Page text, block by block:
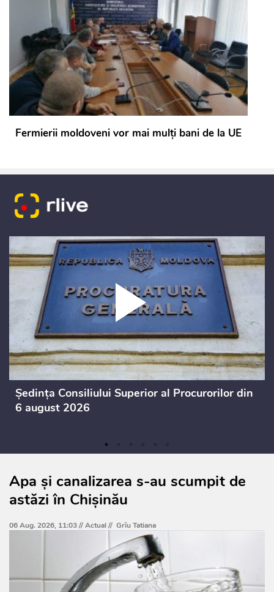
Fermierii moldoveni vor mai mulți bani de la UE
Ședința Consiliului Superior al Procurorilor din
6 august 2026
Apa și canalizarea s-au scumpit de
astăzi în Chișinău
06 Aug. 2026, 11:03 //Actual// Grîu Tatiana